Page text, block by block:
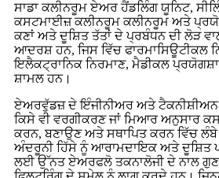
ਸਾਡਾ ਕਲੀਨਰੂਮ ਏਅਰ ਹੈਂਡਲਿੰਗ ਯੂਨਿਟ,
ਕਸਟਮਾਈਜ਼ ਕਲੀਨਰੂਮ ਕਲੀਨਰੂਮ ਅਤੇ
ਕਣਾਂ ਅਤੇ ਦੂਸ਼ਿਤ ਤੱਤਾਂ ਦੇ ਪ੍ਰਬੰਧਨ ਦੀ ਲੋੜ
ਆਦਰਸ਼ ਹਨ, ਜਿਸ ਵਿੱਚ ਫਾਰਮਾਸਿਊਟੀਕਲ
ਇਲੈਕਟ੍ਰਾਨਿਕ ਨਿਰਮਾਣ, ਮੈਡੀਕਲ
ਸ਼ਾਮਲ ਹਨ।
ਏਅਰਵੁੱਡਜ਼ ਦੇ ਇੰਜੀਨੀਅਰ ਅਤੇ ਟੈਕਨੀਸ਼ੀਅਨ
ਕਿਸੇ ਵੀ ਵਰਗੀਕਰਣ ਜਾਂ ਮਿਆਰ ਅਨੁਸਾਰ
ਕਰਨ, ਬਣਾਉਣ ਅਤੇ ਸਥਾਪਿਤ ਕਰਨ ਵਿੱਚ
ਅੰਦਰੂਨੀ ਹਿੱਸੇ ਨੂੰ ਆਰਾਮਦਾਇਕ ਅਤੇ ਦੂਸ਼ਿਤ
ਲਈ ਉੱਨਤ ਏਅਰਫਲੋ ਤਕਨਾਲੋਜੀ ਦੇ ਨਾਲ